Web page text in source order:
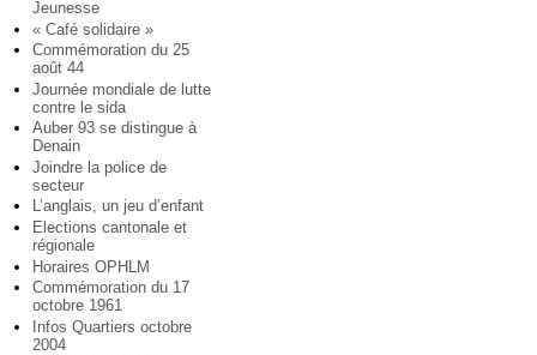
Jeunesse
« Café solidaire »
Commémoration du 25
août 44
Journée mondiale de lutte
contre le sida
Auber 93 se distingue à
Denain
Joindre la police de
secteur
L’anglais, un jeu d’enfant
Elections cantonale et
régionale
Horaires OPHLM
Commémoration du 17
octobre 1961
Infos Quartiers octobre
2004